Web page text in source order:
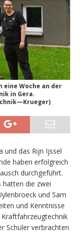
eine Woche an der
in Gera.
und das Rijn Ijssel
haben erfolgreich
durchgeführt.
hatten die zwei
und Sam
und Kenntnisse
Schüler verbrachten